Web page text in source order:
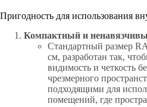
Пригодность для использования
Компактный и
Стандартный размер
см, разработан так,
видимость и четкость
чрезмерного
подходящими для
помещений, где